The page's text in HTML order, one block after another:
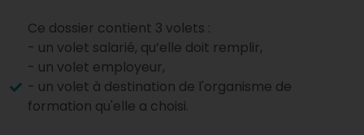
Ce dossier contient 3 volets :
- un volet salarié, qu’elle doit remplir,
- un volet employeur,
- un volet à destination de l'organisme de
formation qu'elle a choisi.